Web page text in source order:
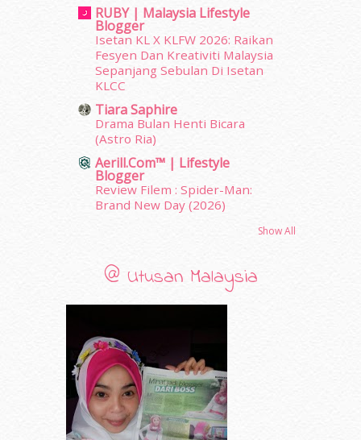
September 2011(7)
(11)
(9)
February 2011 (5)
(15)
December 2010(14)
November 2010(29)
(30)
September 2010(38)
April 2010(65)
February 2010(89)
January 2010(68)
December 2009(33)
November 2009(2)
RUBY | Malaysia Lifestyle
Blogger
Isetan KL X KLFW 2026: Raikan
Fesyen Dan Kreativiti Malaysia
Sepanjang Sebulan Di Isetan
KLCC
Tiara Saphire
Drama Bulan Henti Bicara
(Astro Ria)
Aerill.com™ | Lifestyle
Blogger
Review Filem : Spider-Man:
Brand New Day (2026)
Show All
@ Utusan Malaysia